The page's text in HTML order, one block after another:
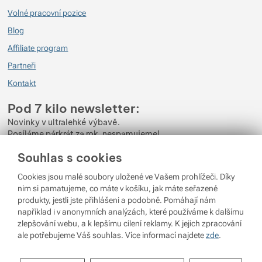
Souhlas s cookies
Cookies jsou malé soubory uložené ve Vašem prohlížeči. Díky
nim si pamatujeme, co máte v košíku, jak máte seřazené
produkty, jestli jste přihlášeni a podobně. Pomáhají nám
například i v anonymních analýzách, které používáme k dalšímu
zlepšování webu, a k lepšímu cílení reklamy. K jejich zpracování
ale potřebujeme Váš souhlas. Více informací najdetezde.
Volné pracovní pozice
Blog
Affiliate program
Partneři
Kontakt
Pod 7 kilo newsletter:
Novinky v ultralehké výbavě.
Posíláme párkrát za rok, nespamujeme!
Zadejte váš e-mail
Odběrem newsletteru souhlasíte se zpracovánímOsobních údajů.
Přihlásit se
Shopio
Nastavení cookies